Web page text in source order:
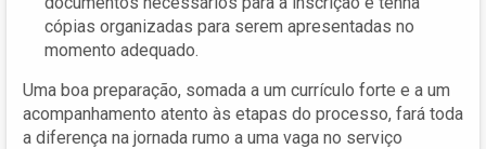
cópias organizadas para serem apresentadas no
momento adequado.
Uma boa preparação, somada a um currículo forte e a um
acompanhamento atento às etapas do processo, fará toda
a diferença na jornada rumo a uma vaga no serviço